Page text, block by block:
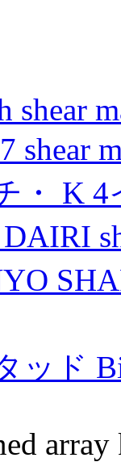
shear
・ K
ッド